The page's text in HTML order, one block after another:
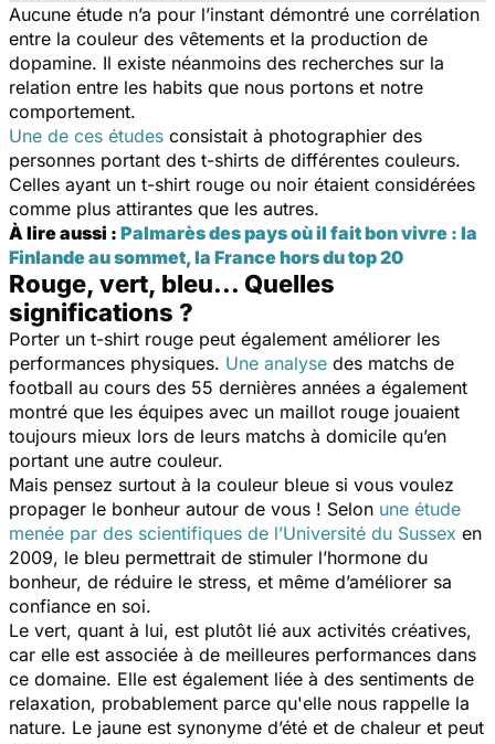
Aucune étude n’a pour l’instant démontré une corrélation
entre la couleur des vêtements et la production de
dopamine. Il existe néanmoins des recherches sur la
relation entre les habits que nous portons et notre
comportement.
Une de ces études consistait à photographier des
personnes portant des t-shirts de différentes couleurs.
Celles ayant un t-shirt rouge ou noir étaient considérées
comme plus attirantes que les autres.
À lire aussi : Palmarès des pays où il fait bon vivre : la
Finlande au sommet, la France hors du top 20
Rouge, vert, bleu... Quelles
significations ?
Porter un t-shirt rouge peut également améliorer les
performances physiques. Une analyse des matchs de
football au cours des 55 dernières années a également
montré que les équipes avec un maillot rouge jouaient
toujours mieux lors de leurs matchs à domicile qu’en
portant une autre couleur.
Mais pensez surtout à la couleur bleue si vous voulez
propager le bonheur autour de vous ! Selon une étude
menée par des scientifiques de l’Université du Sussex en
2009, le bleu permettrait de stimuler l’hormone du
bonheur, de réduire le stress, et même d’améliorer sa
confiance en soi.
Le vert, quant à lui, est plutôt lié aux activités créatives,
car elle est associée à de meilleures performances dans
ce domaine. Elle est également liée à des sentiments de
relaxation, probablement parce qu'elle nous rappelle la
nature. Le jaune est synonyme d’été et de chaleur et peut